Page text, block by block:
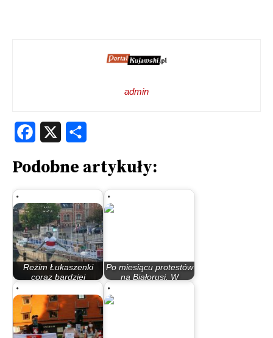
admin
Facebook
Podobne artykuły:
Reżim Łukaszenki
coraz bardziej
Po miesiącu protestów
na Białorusi. W